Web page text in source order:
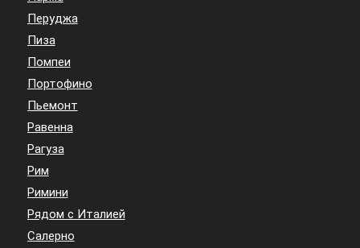
Перуджа
Пиза
Помпеи
Портофино
Пьемонт
Равенна
Рагуза
Рим
Римини
Рядом с Италией
Салерно